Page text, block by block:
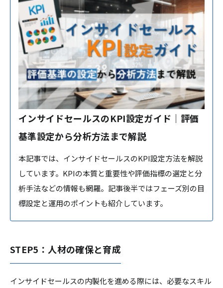
インサイドセールスのKPI設定ガイド｜評価
基準設定から分析方法まで解説
本記事では、インサイドセールスのKPI設定方法を解説
しています。KPIの本質と重要性や評価指標の選定と分
析手法などの情報も網羅。記事後半ではフェーズ別の目
標設定と運用のポイントも紹介しています。
STEP5：人材の確保と育成
インサイドセールスの内製化を進める際には、必要なスキル